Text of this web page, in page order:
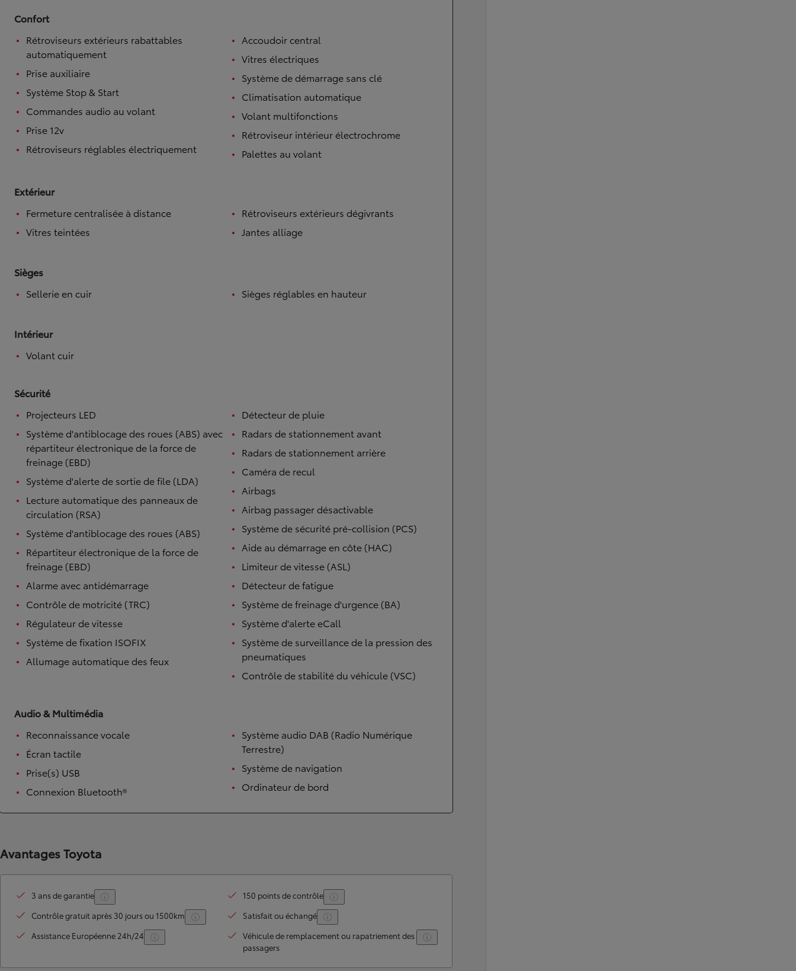
TOYOTA C-HR
HYBRIDE OU HYBRIDE RECHARGEABLE
Confort
Rétroviseurs extérieurs rabattables
automatiquement
Prise auxiliaire
Système Stop & Start
Commandes audio au volant
Prise 12v
Rétroviseurs réglables électriquement
Accoudoir central
Vitres électriques
Système de démarrage sans clé
Climatisation automatique
Volant multifonctions
Rétroviseur intérieur électrochrome
Palettes au volant
Extérieur
Fermeture centralisée à distance
Vitres teintées
Rétroviseurs extérieurs dégivrants
Jantes alliage
Sièges
Sellerie en cuir
Sièges réglables en hauteur
Intérieur
Volant cuir
Sécurité
Projecteurs LED
Système d'antiblocage des roues (ABS) avec
répartiteur électronique de la force de
freinage (EBD)
Système d'alerte de sortie de file (LDA)
Lecture automatique des panneaux de
circulation (RSA)
Système d'antiblocage des roues (ABS)
Répartiteur électronique de la force de
freinage (EBD)
Alarme avec antidémarrage
Contrôle de motricité (TRC)
Régulateur de vitesse
Système de fixation ISOFIX
Allumage automatique des feux
Détecteur de pluie
Radars de stationnement avant
Radars de stationnement arrière
Caméra de recul
Airbags
Airbag passager désactivable
Système de sécurité pré-collision (PCS)
Aide au démarrage en côte (HAC)
Limiteur de vitesse (ASL)
Détecteur de fatigue
Système de freinage d'urgence (BA)
Système d'alerte eCall
Système de surveillance de la pression des
pneumatiques
Contrôle de stabilité du véhicule (VSC)
Audio & Multimédia
Reconnaissance vocale
Écran tactile
Prise(s) USB
Connexion Bluetooth®
Système audio DAB (Radio Numérique
Terrestre)
Système de navigation
Ordinateur de bord
Avantages Toyota
3 ans de garantie
150 points de contrôle
Contrôle gratuit après 30 jours ou 1500km
Satisfait ou échangé
Assistance Européenne 24h/24
Véhicule de remplacement ou rapatriement des
passagers